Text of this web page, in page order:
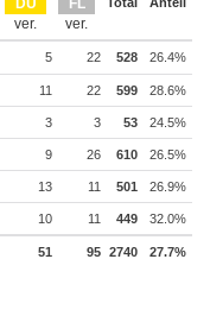
DU FL
5 22 528 26.4%
11 22 599 28.6%
3 3 53 24.5%
9 26 610 26.5%
13 11 501 26.9%
10 11 449 32.0%
51 95 2740 27.7%